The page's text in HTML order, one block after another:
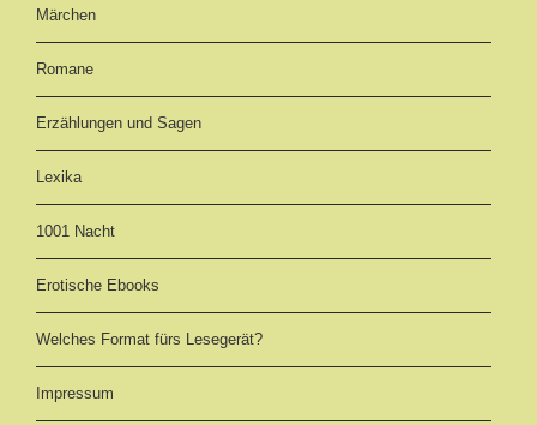
Märchen
Romane
Erzählungen und Sagen
Lexika
1001 Nacht
Erotische Ebooks
Welches Format fürs Lesegerät?
Impressum